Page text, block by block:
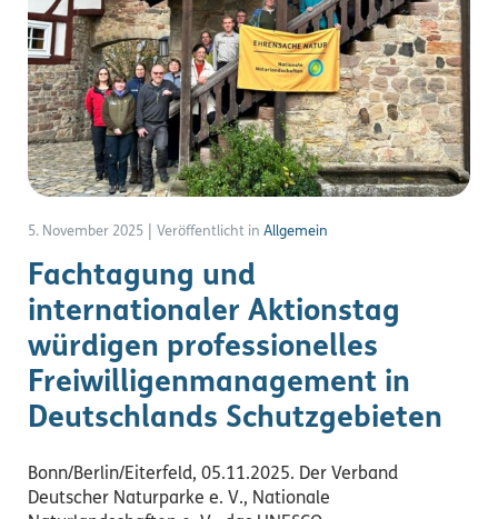
5. November 2025 Veröffentlicht in Allgemein
Fachtagung und
internationaler Aktionstag
würdigen professionelles
Freiwilligenmanagement in
Deutschlands Schutzgebieten
Bonn/Berlin/Eiterfeld, 05.11.2025. Der Verband
Deutscher Naturparke e. V., Nationale